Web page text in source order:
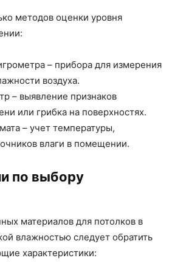
методов оценки уровня
– прибора для измерения
воздуха.
– выявление признаков
или грибка на поверхностях.
– учет температуры,
влаги в помещении.
по выбору
материалов для потолков в
влажностью следует обратить
характеристики: